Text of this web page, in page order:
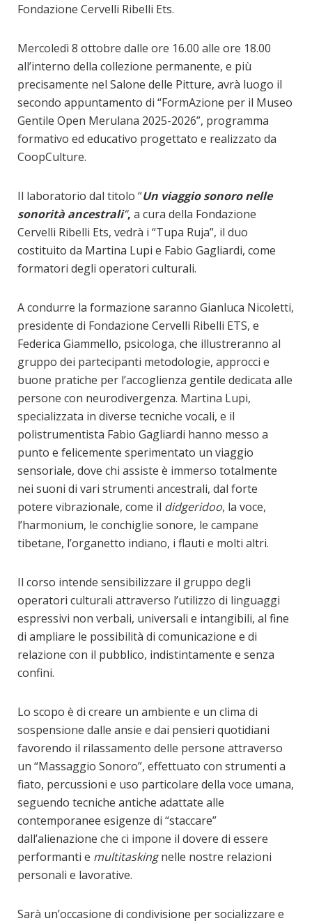
Fondazione Cervelli Ribelli Ets.
Mercoledì 8 ottobre dalle ore 16.00 alle ore 18.00
all’interno della collezione permanente, e più
precisamente nel Salone delle Pitture, avrà luogo il
secondo appuntamento di “FormAzione per il Museo
Gentile Open Merulana 2025-2026”, programma
formativo ed educativo progettato e realizzato da
CoopCulture.
Il laboratorio dal titolo “Un viaggio sonoro nelle
sonorità ancestrali”, a cura della Fondazione
Cervelli Ribelli Ets, vedrà i “Tupa Ruja”, il duo
costituito da Martina Lupi e Fabio Gagliardi, come
formatori degli operatori culturali.
A condurre la formazione saranno Gianluca Nicoletti,
presidente di Fondazione Cervelli Ribelli ETS, e
Federica Giammello, psicologa, che illustreranno al
gruppo dei partecipanti metodologie, approcci e
buone pratiche per l’accoglienza gentile dedicata alle
persone con neurodivergenza. Martina Lupi,
specializzata in diverse tecniche vocali, e il
polistrumentista Fabio Gagliardi hanno messo a
punto e felicemente sperimentato un viaggio
sensoriale, dove chi assiste è immerso totalmente
nei suoni di vari strumenti ancestrali, dal forte
potere vibrazionale, come il didgeridoo, la voce,
l’harmonium, le conchiglie sonore, le campane
tibetane, l’organetto indiano, i flauti e molti altri.
Il corso intende sensibilizzare il gruppo degli
operatori culturali attraverso l’utilizzo di linguaggi
espressivi non verbali, universali e intangibili, al fine
di ampliare le possibilità di comunicazione e di
relazione con il pubblico, indistintamente e senza
confini.
Lo scopo è di creare un ambiente e un clima di
sospensione dalle ansie e dai pensieri quotidiani
favorendo il rilassamento delle persone attraverso
un “Massaggio Sonoro”, effettuato con strumenti a
fiato, percussioni e uso particolare della voce umana,
seguendo tecniche antiche adattate alle
contemporanee esigenze di “staccare”
dall’alienazione che ci impone il dovere di essere
performanti e multitaskingnelle nostre relazioni
personali e lavorative.
Sarà un’occasione di condivisione per socializzare e